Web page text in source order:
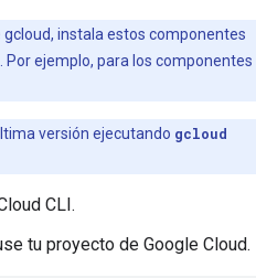
instala estos componentes
ejemplo, para los componentes
versión ejecutando gcloud
CLI.
tu proyecto de Google Cloud.